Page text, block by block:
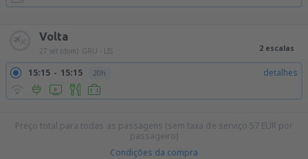
Volta
27 set (dom) GRU - LIS 2 escalas
15:15 15:15 20h detalhes
Preço total para todas as passagens (sem taxa de serviço 57 EUR por
passageiro)
Condições da compra